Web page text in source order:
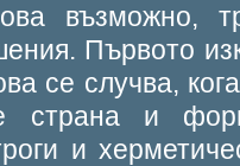
възможно,
Първото
се случва,
страна и
и